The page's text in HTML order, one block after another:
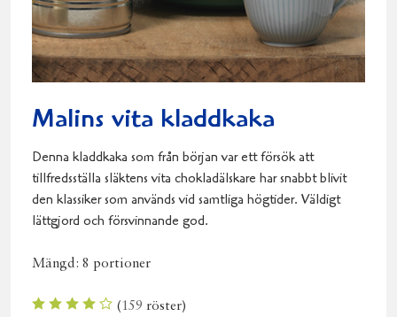
Malins vita kladdkaka
Denna kladdkaka som från början var ett försök att
tillfredsställa släktens vita chokladälskare har snabbt blivit
den klassiker som används vid samtliga högtider. Väldigt
lättgjord och försvinnande god.
Mängd: 8 portioner
(159 röster)